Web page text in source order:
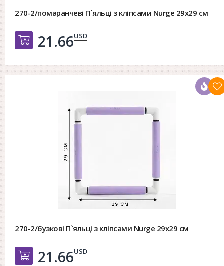
270-2/помаранчеві П`яльці з кліпсами Nurge 29х29 см
Добавить в корзину
21.66USD
270-2/бузкові П`яльці з кліпсами Nurge 29х29 см
Добавить в корзину
21.66USD